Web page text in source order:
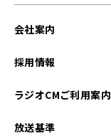
会社案内
採用情報
ラジオCMご利用案内
放送基準